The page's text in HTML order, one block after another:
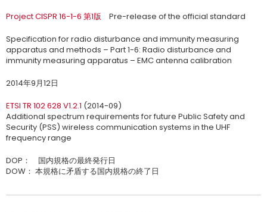
Project CISPR 16-1-6 第1版 Pre-release of the official standard
Specification for radio disturbance and immunity measuring
apparatus and methods – Part 1-6: Radio disturbance and
immunity measuring apparatus – EMC antenna calibration
2014年9月12日
ETSI TR 102 628 V1.2.1 (2014-09)
Additional spectrum requirements for future Public Safety and
Security (PSS) wireless communication systems in the UHF
frequency range
DOP： 国内規格の最終発行日
DOW： 本規格に矛盾する国内規格の終了日